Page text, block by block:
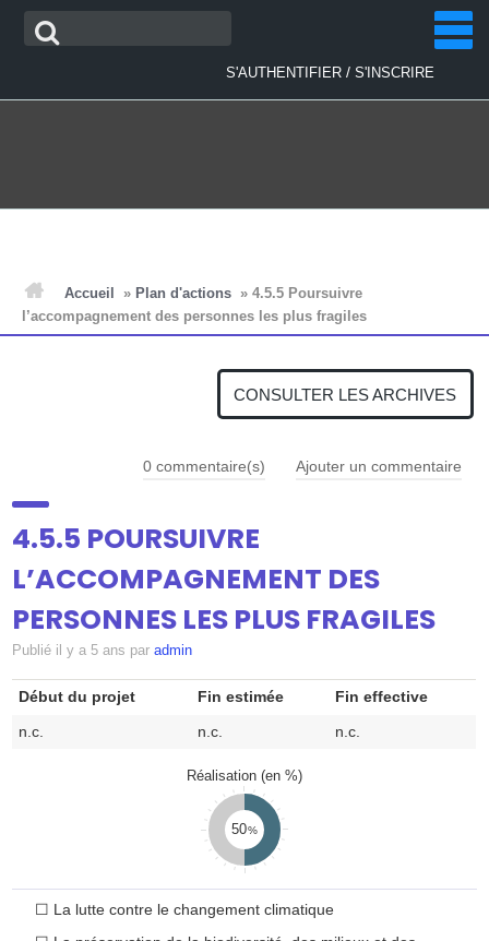
Aller
Recherche
S'AUTHENTIFIER/ S'INSCRIRE
ACTUALITÉS
PLAN D'ACTIONS
DOSSIERS
ANNUAIRE
CONTACT
Accueil » Plan d'actions » 4.5.5 Poursuivre
l’accompagnement des personnes les plus fragiles
CONSULTER LES ARCHIVES
0commentaire(s) Ajouter un commentaire
4.5.5 POURSUIVRE
L’ACCOMPAGNEMENT DES
PERSONNES LES PLUS FRAGILES
Publié il y a 5 ans paradmin
Début du projet Fin estimée
Fin effective
n.c.
n.c. n.c.
Réalisation (en %)
50
☐ La lutte contre le changement climatique